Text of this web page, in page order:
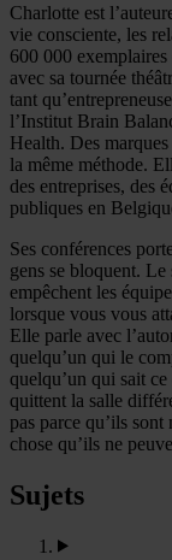
Charlotte est
vie consciente, les
600 000
avec sa tournée
tant
l’Institut Brain
Health. Des
la même méthode.
des entreprises, des
publiques en
Ses conférences
gens se bloquent. Le
empêchent les
lorsque vous vous
Elle parle avec
quelqu’un qui le
quelqu’un qui sait
quittent la salle
pas parce qu’ils
chose qu’ils ne
Sujets